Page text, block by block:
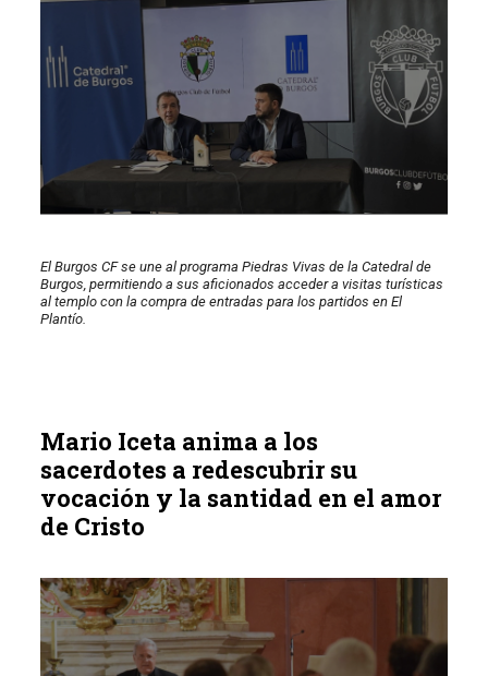
El Burgos CF se une al programa Piedras Vivas de la Catedral de
Burgos, permitiendo a sus aficionados acceder a visitas turísticas
al templo con la compra de entradas para los partidos en El
Plantío.
Mario Iceta anima a los
sacerdotes a redescubrir su
vocación y la santidad en el amor
de Cristo